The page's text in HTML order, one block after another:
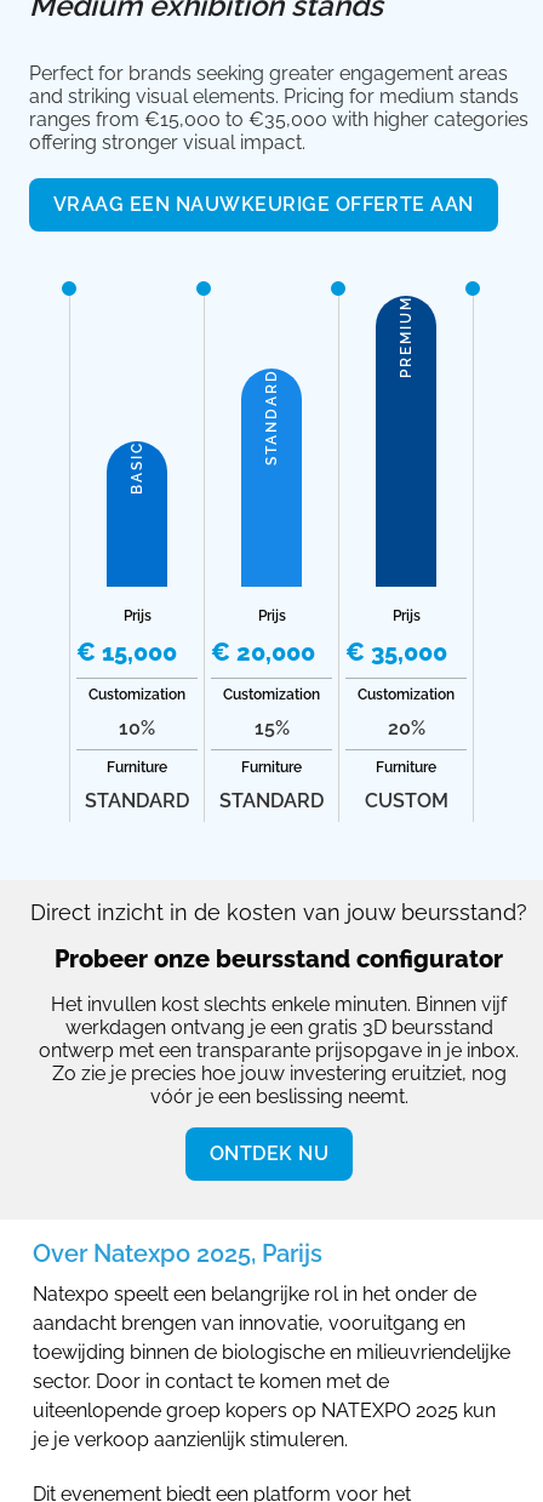
Perfect for brands seeking greater engagement areas
and striking visual elements. Pricing for medium stands
ranges from €15,000 to €35,000 with higher categories
offering stronger visual impact.
VRAAG EEN NAUWKEURIGE OFFERTE AAN
BASIC
Prijs
€ 15,000
Customization
10%
Furniture
STANDARD
STANDARD
Prijs
€ 20,000
Customization
15%
Furniture
STANDARD
PREMIUM
Prijs
€ 35,000
Customization
20%
Furniture
CUSTOM
Direct inzicht in de kosten van jouw beursstand?
Probeer onze beursstand configurator
Het invullen kost slechts enkele minuten. Binnen vijf
werkdagen ontvang je een gratis 3D beursstand
ontwerp met een transparante prijsopgave in je inbox.
Zo zie je precies hoe jouw investering eruitziet, nog
vóór je een beslissing neemt.
ONTDEK NU
Over Natexpo 2025, Parijs
Natexpo speelt een belangrijke rol in het onder de
aandacht brengen van innovatie, vooruitgang en
toewijding binnen de biologische en milieuvriendelijke
sector. Door in contact te komen met de
uiteenlopende groep kopers op NATEXPO 2025 kun
je je verkoop aanzienlijk stimuleren.
Dit evenement biedt een platform voor het